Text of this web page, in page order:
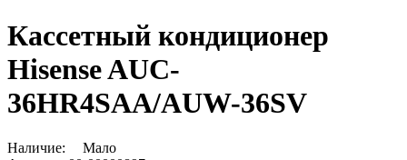
Кассетный кондиционер
Hisense AUC-
36HR4SAA/AUW-36SV
Наличие:
Мало